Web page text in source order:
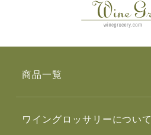
商品一覧
ワイングロッサリーについて